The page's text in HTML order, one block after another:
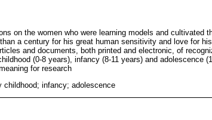
on the women who were learning models and cultivated
a century for his great human sensitivity and love for
and documents, both printed and electronic, of
(0-8 years), infancy (8-11 years) and adolescence
for research
childhood; infancy; adolescence